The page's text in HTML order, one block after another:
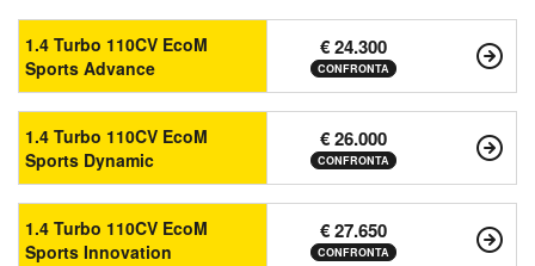
1.4 Turbo 110CV EcoM
Sports Advance
€ 24.300
CONFRONTA
1.4 Turbo 110CV EcoM
Sports Dynamic
€ 26.000
CONFRONTA
1.4 Turbo 110CV EcoM
Sports Innovation
€ 27.650
CONFRONTA